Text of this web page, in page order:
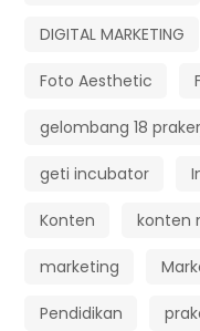
DIGITAL MARKETING
Foto Aesthetic
gelombang 18
geti incubator
Konten konten
marketing
Pendidikan